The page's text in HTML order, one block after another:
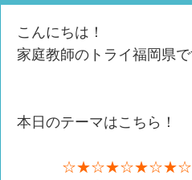
こんにちは！
家庭教師のトライ福岡県で
本日のテーマはこちら！